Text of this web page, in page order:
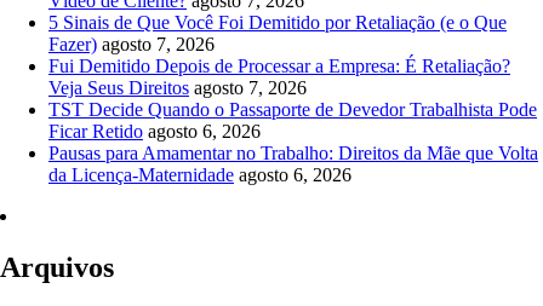
5 Sinais de Que Você Foi Demitido por Retaliação (e o Que
Fazer) agosto 7, 2026
Fui Demitido Depois de Processar a Empresa: É Retaliação?
Veja Seus Direitos agosto 7, 2026
TST Decide Quando o Passaporte de Devedor Trabalhista Pode
Ficar Retido agosto 6, 2026
Pausas para Amamentar no Trabalho: Direitos da Mãe que Volta
da Licença-Maternidade agosto 6, 2026
Arquivos